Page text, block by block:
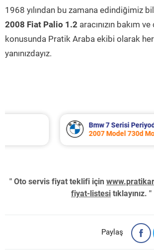
1968 yılından bu zamana edindiğimiz
2008 Fiat Palio 1.2 aracınızın bakım ve
konusunda Pratik Araba ekibi olarak
yanınızdayız.
Bmw 7 Serisi Periyodik Bakım
2007 Model 730d Motor
" Oto servis fiyat teklifi için
fiyat-listesi tıklayınız. "
Paylaş